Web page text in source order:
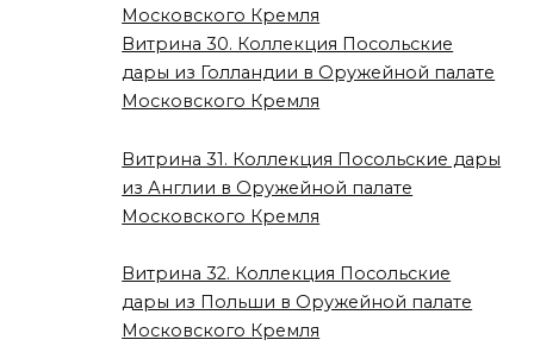
Московского Кремля
Витрина 30. Коллекция Посольские
дары из Голландии в Оружейной палате
Московского Кремля
Витрина 31. Коллекция Посольские дары
из Англии в Оружейной палате
Московского Кремля
Витрина 32. Коллекция Посольские
дары из Польши в Оружейной палате
Московского Кремля